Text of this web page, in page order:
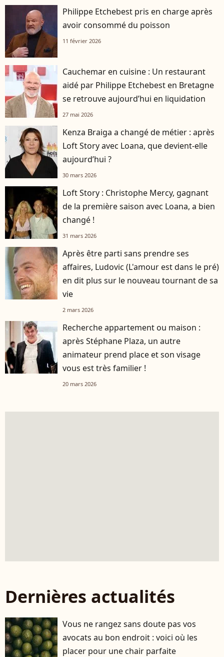
Philippe Etchebest pris en charge après
avoir consommé du poisson
11 février 2026
Cauchemar en cuisine : Un restaurant
aidé par Philippe Etchebest en Bretagne
se retrouve aujourd’hui en liquidation
27 mai 2026
Kenza Braiga a changé de métier : après
Loft Story avec Loana, que devient-elle
aujourd’hui ?
30 mars 2026
Loft Story : Christophe Mercy, gagnant
de la première saison avec Loana, a bien
changé !
31 mars 2026
Après être parti sans prendre ses
affaires, Ludovic (L'amour est dans le pré)
en dit plus sur le nouveau tournant de sa
vie
2 mars 2026
Recherche appartement ou maison :
après Stéphane Plaza, un autre
animateur prend place et son visage
vous est très familier !
20 mars 2026
Dernières actualités
Vous ne rangez sans doute pas vos
avocats au bon endroit : voici où les
placer pour une chair parfaite